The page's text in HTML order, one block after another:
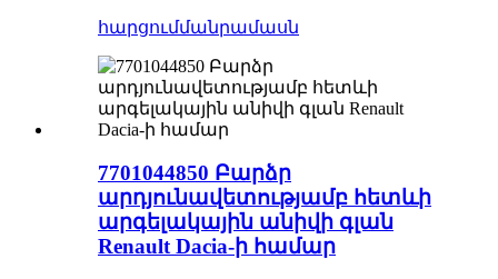
հարցումմանրամասն
7701044850 Բարձր
արդյունավետությամբ հետևի
արգելակային անիվի գլան
Renault Dacia-ի համար